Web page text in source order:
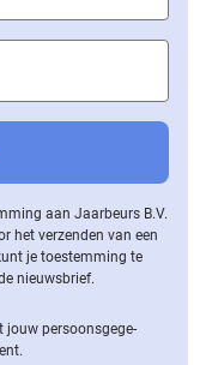
aan Jaarbeurs B.V.
het verzenden van een
je toestemming te
nieuwsbrief.
jouw per­soons­ge­ge­